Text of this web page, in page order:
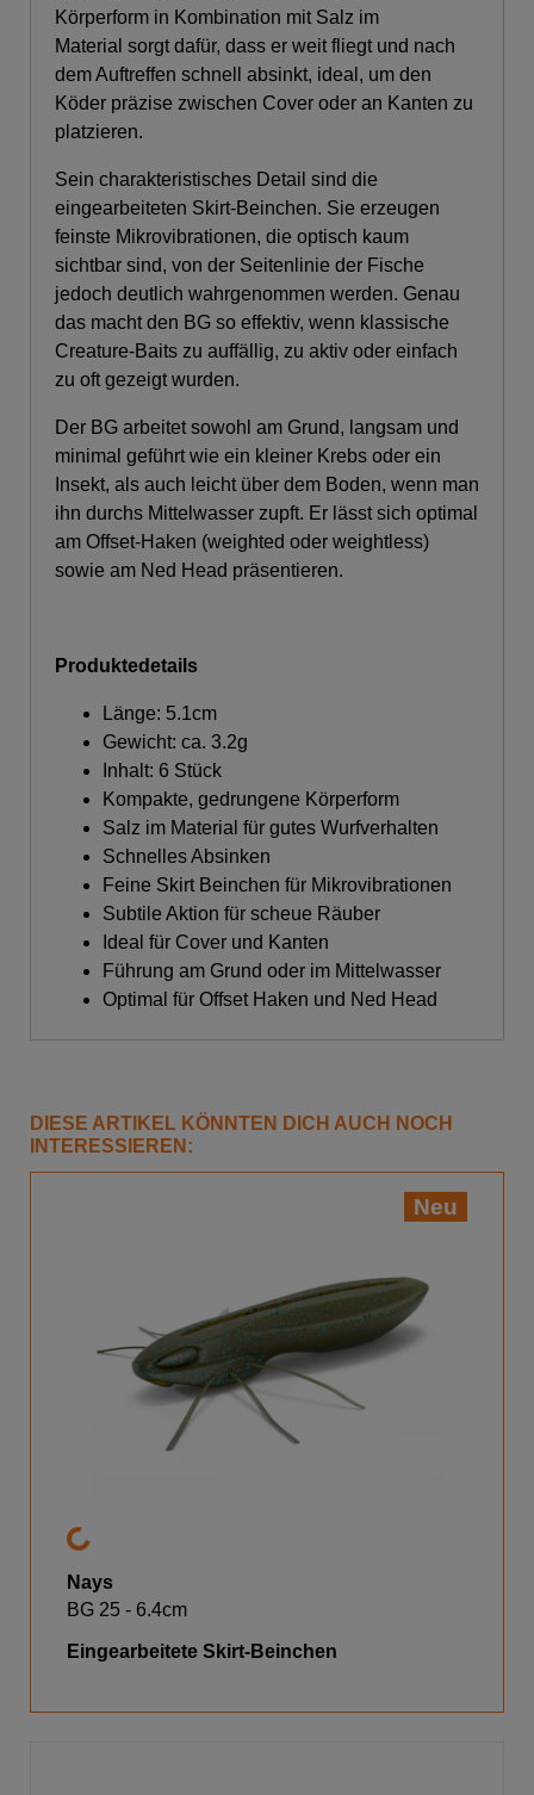
Körperform in Kombination mit Salz im
Material sorgt dafür, dass er weit fliegt und nach
dem Auftreffen schnell absinkt, ideal, um den
Köder präzise zwischen Cover oder an Kanten zu
platzieren.
Sein charakteristisches Detail sind die
eingearbeiteten Skirt-Beinchen. Sie erzeugen
feinste Mikrovibrationen, die optisch kaum
sichtbar sind, von der Seitenlinie der Fische
jedoch deutlich wahrgenommen werden. Genau
das macht den BG so effektiv, wenn klassische
Creature-Baits zu auffällig, zu aktiv oder einfach
zu oft gezeigt wurden.
Der BG arbeitet sowohl am Grund, langsam und
minimal geführt wie ein kleiner Krebs oder ein
Insekt, als auch leicht über dem Boden, wenn man
ihn durchs Mittelwasser zupft. Er lässt sich optimal
am Offset-Haken (weighted oder weightless)
sowie am Ned Head präsentieren.
Produktedetails
Länge: 5.1cm
Gewicht: ca. 3.2g
Inhalt: 6 Stück
Kompakte, gedrungene Körperform
Salz im Material für gutes Wurfverhalten
Schnelles Absinken
Feine Skirt Beinchen für Mikrovibrationen
Subtile Aktion für scheue Räuber
Ideal für Cover und Kanten
Führung am Grund oder im Mittelwasser
Optimal für Offset Haken und Ned Head
DIESE ARTIKEL KÖNNTEN DICH AUCH NOCH
INTERESSIEREN:
Neu
Nays
BG 25 - 6.4cm
Eingearbeitete Skirt-Beinchen